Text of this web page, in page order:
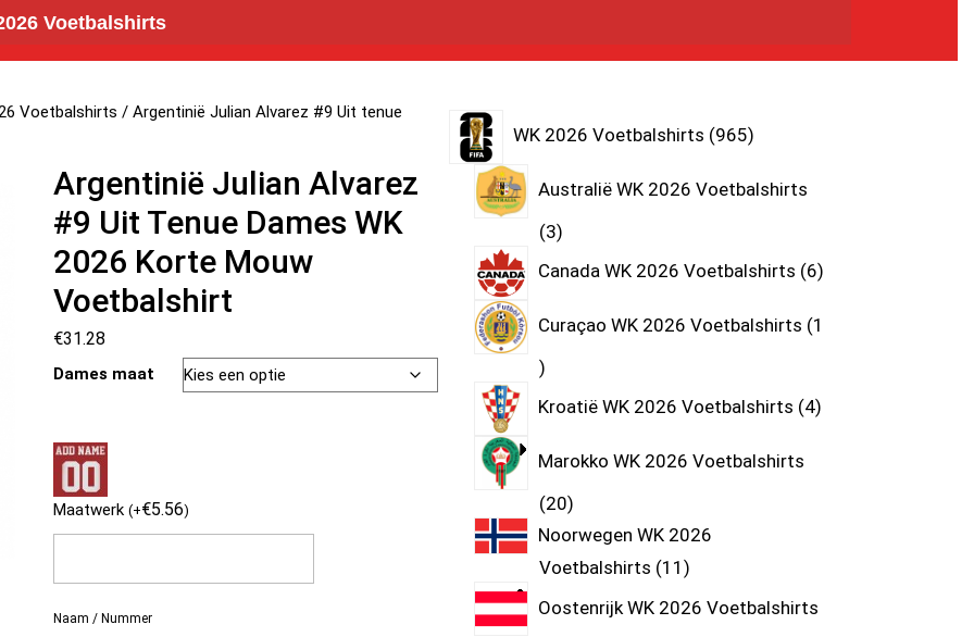
Voetbalshirts
Voetbalshirts / Argentinië Julian Alvarez #9 Uit tenue
Argentinië Julian Alvarez
#9 Uit Tenue Dames WK
2026 Korte Mouw
Voetbalshirt
€31.28
Dames maat
Maatwerk (+€5.56)
Naam / Nummer
WK 2026 Voetbalshirts 965
Australië WK 2026 Voetbalshirts
3
Canada WK 2026 Voetbalshirts 6
Curaçao WK 2026 Voetbalshirts 1
Kroatië WK 2026 Voetbalshirts 4
Marokko WK 2026 Voetbalshirts
20
Noorwegen WK 2026
Voetbalshirts 11
Oostenrijk WK 2026 Voetbalshirts